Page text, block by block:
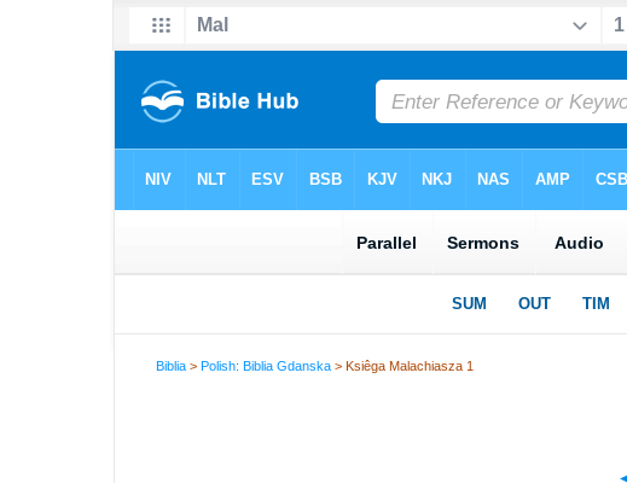
Biblia >Polish: Biblia Gdanska > Ksiêga Malachiasza 1